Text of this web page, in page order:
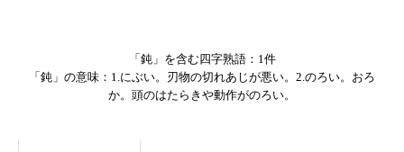
「鈍」を含む四字熟語：1件
「鈍」の意味：1.にぶい。刃物の切れあじが悪い。2.のろい。おろ
か。頭のはたらきや動作がのろい。